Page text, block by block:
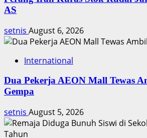
Salat
AS
setnis August 6, 2026
International
Dua Pekerja AEON Mall Tewas
Gempa
setnis August 5, 2026